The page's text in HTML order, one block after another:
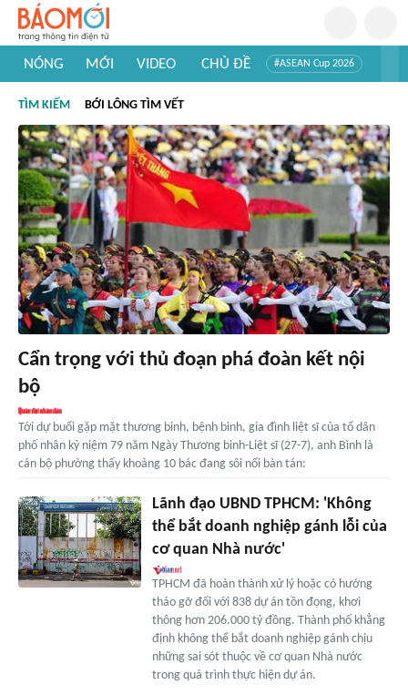
NÓNG MỚI VIDEO CHỦ ĐỀ #ASEAN Cup 2026
#Khám phá thế giới
TÌM KIẾM BỚI LÔNG TÌM VẾT
Cẩn trọng với thủ đoạn phá đoàn kết nội
bộ
Tới dự buổi gặp mặt thương binh, bệnh binh, gia đình liệt sĩ của tổ dân
phố nhân kỷ niệm 79 năm Ngày Thương binh-Liệt sĩ (27-7), anh Bình là
cán bộ phường thấy khoảng 10 bác đang sôi nổi bàn tán:
Lãnh đạo UBND TPHCM: 'Không
thể bắt doanh nghiệp gánh lỗi của
cơ quan Nhà nước'
TPHCM đã hoàn thành xử lý hoặc có hướng
tháo gỡ đối với 838 dự án tồn đọng, khơi
thông hơn 206.000 tỷ đồng. Thành phố khẳng
định không thể bắt doanh nghiệp gánh chịu
những sai sót thuộc về cơ quan Nhà nước
trong quá trình thực hiện dự án.